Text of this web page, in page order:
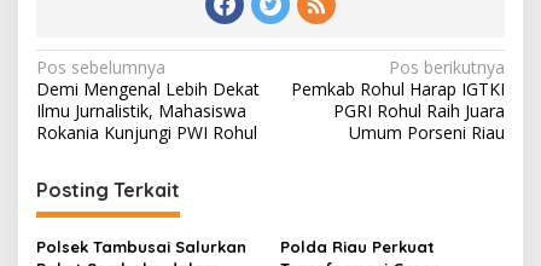
Navigasi
pos
Pos sebelumnya
Demi Mengenal Lebih Dekat
Ilmu Jurnalistik, Mahasiswa
Rokania Kunjungi PWI Rohul
Pos berikutnya
Pemkab Rohul Harap IGTKI
PGRI Rohul Raih Juara
Umum Porseni Riau
Posting Terkait
Polsek Tambusai Salurkan
Polda Riau Perkuat